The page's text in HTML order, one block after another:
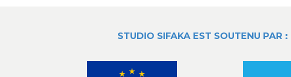
STUDIO SIFAKA EST SOUTENU PAR :